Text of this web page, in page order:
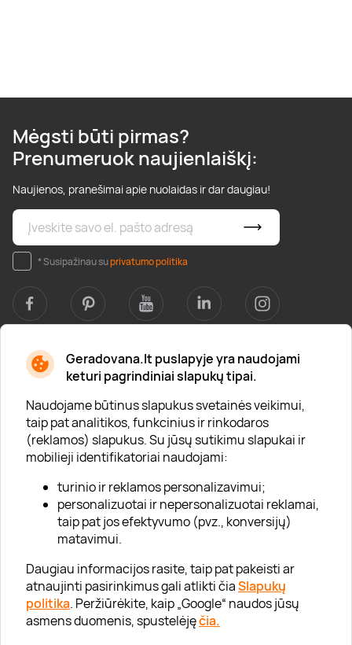
Geradovana.lt puslapyje yra naudojami
keturi pagrindiniai slapukų tipai.
Naudojame būtinus slapukus svetainės veikimui,
taip pat analitikos, funkcinius ir rinkodaros
(reklamos) slapukus. Su jūsų sutikimu slapukai ir
mobilieji identifikatoriai naudojami:
turinio ir reklamos personalizavimui;
personalizuotai ir nepersonalizuotai reklamai,
taip pat jos efektyvumo (pvz., konversijų)
matavimui.
Daugiau informacijos rasite, taip pat pakeisti ar
atnaujinti pasirinkimus gali atlikti čiaSlapukų
politika. Peržiūrėkite, kaip „Google“ naudos jūsų
asmens duomenis, spustelėjęčia.
Mėgsti būti pirmas?
Prenumeruok naujienlaiškį:
Naujienos, pranešimai apie nuolaidas ir dar daugiau!
* Susipažinau suprivatumo politika
Apie mus
Apie „Gera Dovana“
Lojalumo klubas
Karjera
Visi partneriai
Kontaktai
Tinklaraštis
Informacija